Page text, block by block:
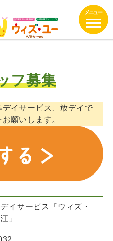
江 児童発達支援
フ募集
イサービス、放デイで
願いします。
イサービス「ウィズ・
」